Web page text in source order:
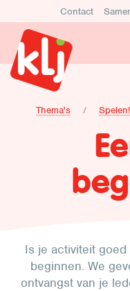
Contact
Thema's Spelen!
Is je activiteit
beginnen. We
ontvangst van je